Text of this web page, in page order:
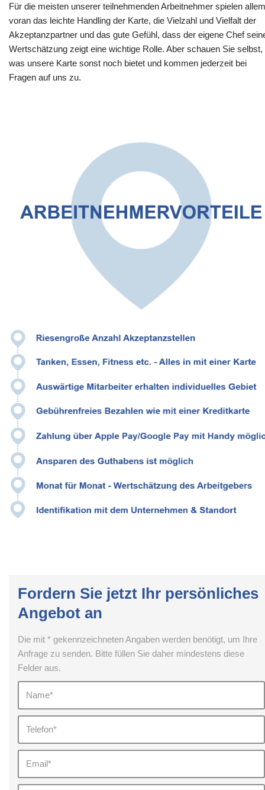
Für die meisten unserer teilnehmenden Arbeitnehmer spielen allem
voran das leichte Handling der Karte, die Vielzahl und Vielfalt der
Akzeptanzpartner und das gute Gefühl, dass der eigene Chef
Wertschätzung zeigt eine wichtige Rolle. Aber schauen Sie selbst,
was unsere Karte sonst noch bietet und kommen jederzeit bei
Fragen auf uns zu.
Fordern Sie jetzt Ihr persönliches
Angebot an
Die mit * gekennzeichneten Angaben werden benötigt, um Ihre
Anfrage zu senden. Bitte füllen Sie daher mindestens diese
Felder aus.